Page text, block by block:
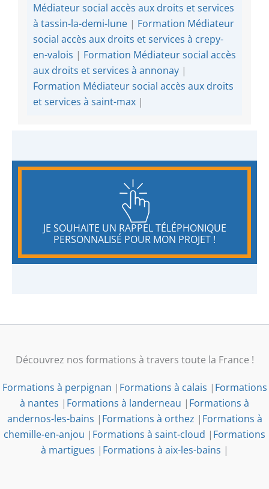
Médiateur social accès aux droits et services
à tassin-la-demi-lune | Formation Médiateur
social accès aux droits et services à crepy-
en-valois | Formation Médiateur social accès
aux droits et services à annonay |
Formation Médiateur social accès aux droits
et services à saint-max |
JE SOUHAITE UN RAPPEL TÉLÉPHONIQUE
PERSONNALISÉ POUR MON PROJET !
Découvrez nos formations à travers toute la France !
Formations à perpignan | Formations à calais | Formations
à nantes | Formations à landerneau | Formations à
andernos-les-bains | Formations à orthez | Formations à
chemille-en-anjou | Formations à saint-cloud | Formations
à martigues | Formations à aix-les-bains |